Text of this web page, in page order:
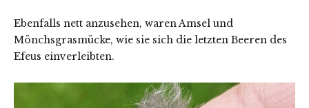
Ebenfalls nett anzusehen, waren Amsel und
Mönchsgrasmücke, wie sie sich die letzten Beeren des
Efeus einverleibten.